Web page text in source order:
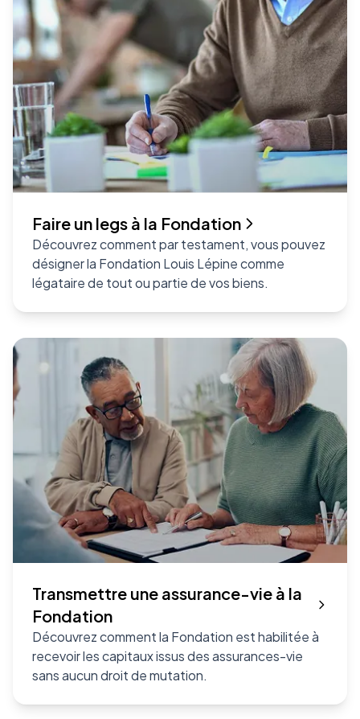
Faire un legs à la Fondation
Découvrez comment par testament, vous pouvez
désigner la Fondation Louis Lépine comme
légataire de tout ou partie de vos biens.
Transmettre une assurance-vie à la
Fondation
Découvrez comment la Fondation est habilitée à
recevoir les capitaux issus des assurances-vie
sans aucun droit de mutation.